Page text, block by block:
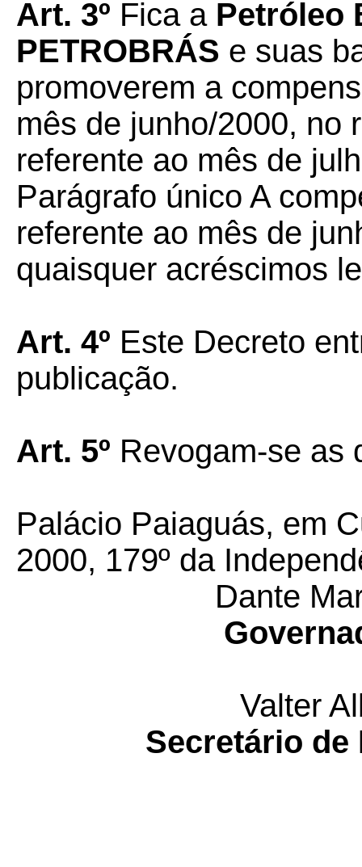
Art. 3º Fica a Petróleo
PETROBRÁS e suas
promoverem a
mês de junho/2000, no
referente ao mês de
Parágrafo único A
referente ao mês de
quaisquer acréscimos
Art. 4º Este Decreto
publicação.
Art. 5º Revogam-se as
Palácio Paiaguás, em
2000, 179º da
Dante
Valter
Secretário de